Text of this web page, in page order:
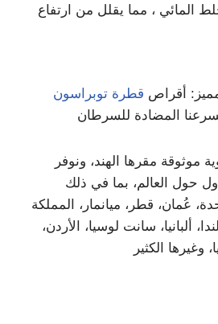
المائي ، مما يقلل من ارتفاع
أقراص قطرة توبراسون
موثوقة مقرها الهند، ونوفر
حول العالم، بما في ذلك
عُمان، قطر، ميانمار، المملكة
ألبانيا، سانت لوسيا، الأردن،